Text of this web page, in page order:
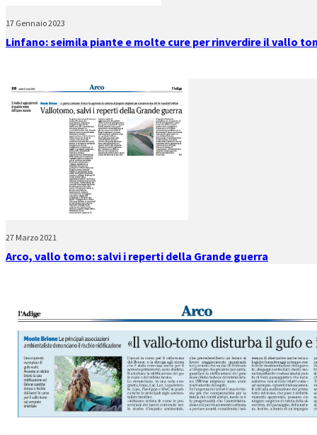
17 Gennaio 2023
Linfano: seimila piante e molte cure per rinverdire il vallo
27 Marzo 2021
Arco, vallo tomo: salvi i reperti della Grande guerra